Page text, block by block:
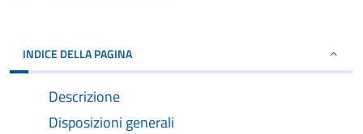
INDICE DELLA PAGINA
Descrizione
Disposizioni generali